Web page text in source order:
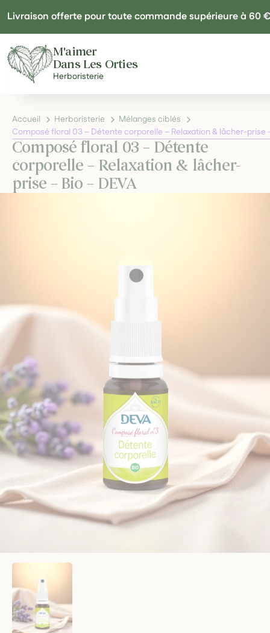
Livraison offerte pour toute commande supérieure à 60 €
M'aimer
Dans Les Orties
Herboristerie
Accueil Herboristerie
Mélanges ciblés
Composé floral 03 – Détente corporelle – Relaxation & lâcher-prise
Composé floral 03 – Détente
corporelle – Relaxation & lâcher-
prise – Bio – DEVA